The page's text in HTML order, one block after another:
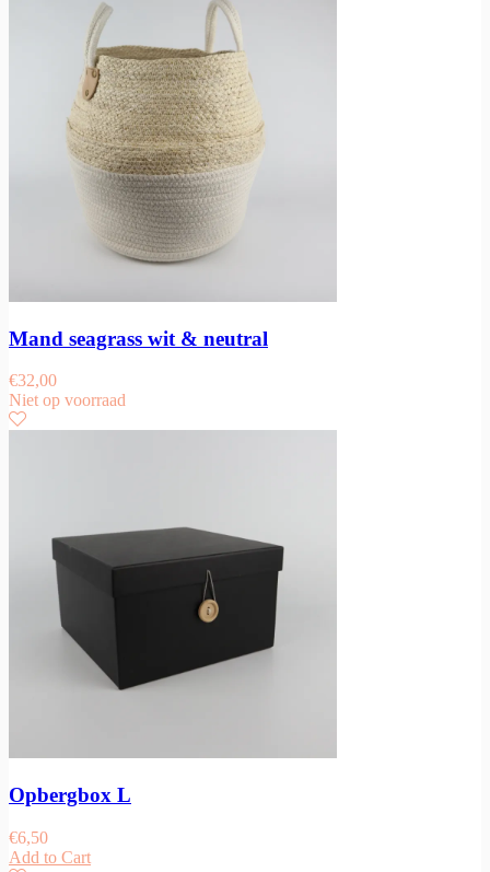
Mand seagrass wit & neutral
€32,00
Niet op voorraad
Opbergbox L
€6,50
Add to Cart